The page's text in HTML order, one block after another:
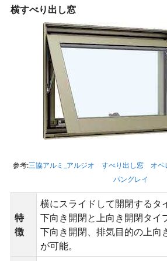
横すべり出し窓
参考:三協アルミ_アルジオ すべり出し窓 オ
パングレイ
特
徴
横にスライドして開閉するタ
下向き開閉と上向き開閉タイ
下向き開閉、排気目的の上向
が可能。